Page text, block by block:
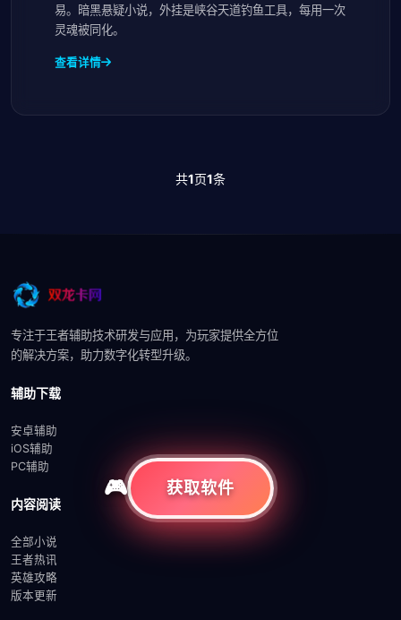
易。暗黑悬疑小说，外挂是峡谷天道钓鱼工具，每用一次
灵魂被同化。
查看详情
共1页1条
专注于王者辅助技术研发与应用，为玩家提供全方位
的解决方案，助力数字化转型升级。
辅助下载
安卓辅助
iOS辅助
PC辅助
内容阅读
全部小说
王者热讯
英雄攻略
版本更新
获取软件